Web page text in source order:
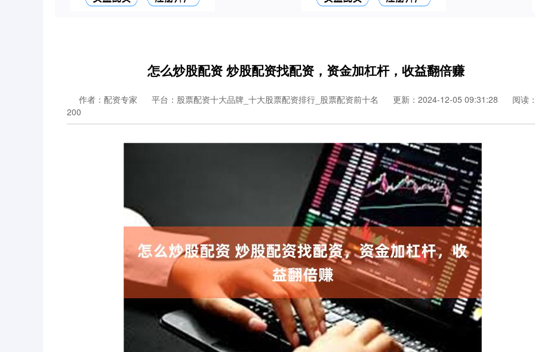
怎么炒股配资 炒股配资找配资，资金加杠杆，收益翻倍赚
作者：配资专家 平台：股票配资十大品牌_十大股票配资排行_股票配资前十名 更新：2024-12-05 09:31:28
阅读
200